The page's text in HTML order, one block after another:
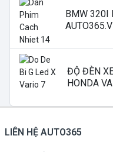
BMW 320I
ĐỘ ĐÈN
HONDA
LIÊN HỆ AUTO365